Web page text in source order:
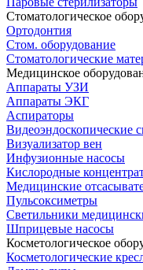
Стоматологическое
Ортодонтия
Стом. оборудование
Стоматологические
Медицинское
Аппараты УЗИ
Аппараты ЭКГ
Аспираторы
Видеоэндоскопические
Визуализатор вен
Инфузионные насосы
Кислородные
Медицинские
Пульсоксиметры
Светильники
Шприцевые насосы
Косметологическое
Косметологические